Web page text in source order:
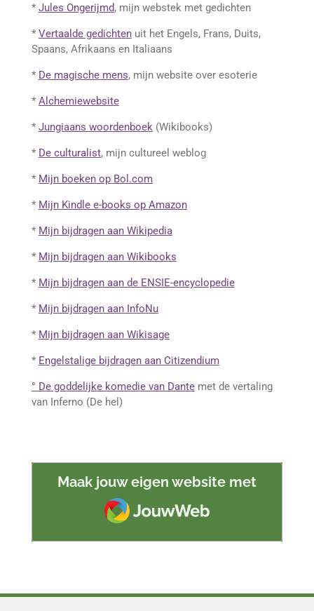
* Jules Ongerijmd, mijn webstek met gedichten
* Vertaalde gedichtenuit het Engels, Frans, Duits,
Spaans, Afrikaans en Italiaans
* De magische mens, mijn website over esoterie
* Alchemiewebsite
* Jungiaans woordenboek(Wikibooks)
* De culturalist, mijn cultureel weblog
* Mijn boeken op Bol.com
* Mijn Kindle e-books op Amazon
* Mijn bijdragen aan Wikipedia
* Mijn bijdragen aan Wikibooks
* Mijn bijdragen aan de ENSIE-encyclopedie
* Mijn bijdragen aan InfoNu
* Mijn bijdragen aan Wikisage
* Engelstalige bijdragen aan Citizendium
° De goddelijke komedie van Dantemet de vertaling
van Inferno (De hel)
Maak jouw eigen website met
JouwWeb